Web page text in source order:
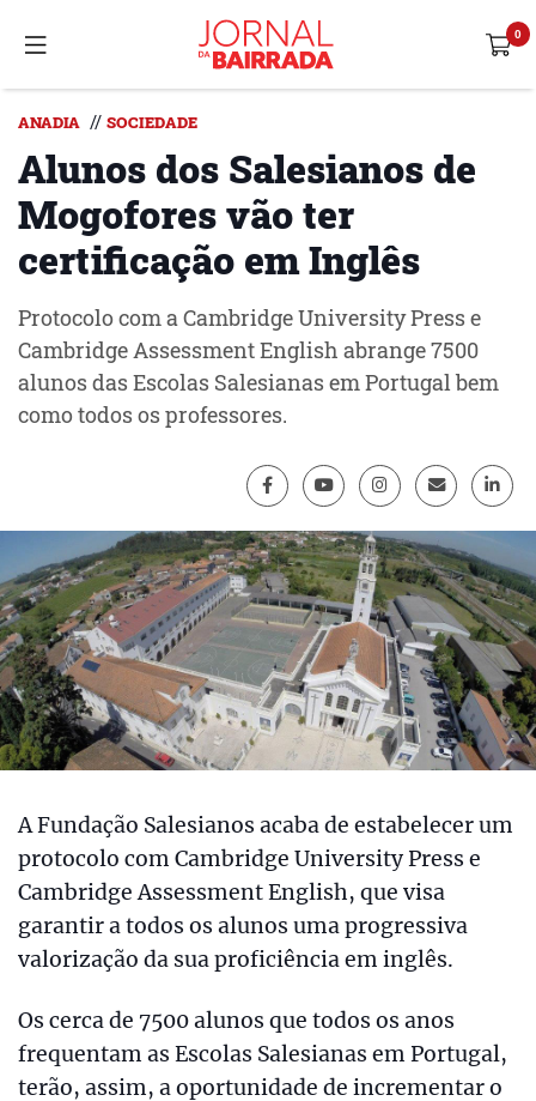
ANADIA // SOCIEDADE
Alunos dos Salesianos de
Mogofores vão ter
certificação em Inglês
Protocolo com a Cambridge University Press e
Cambridge Assessment English abrange 7500
alunos das Escolas Salesianas em Portugal bem
como todos os professores.
A Fundação Salesianos acaba de estabelecer um
protocolo com Cambridge University Press e
Cambridge Assessment English, que visa
garantir a todos os alunos uma progressiva
valorização da sua proficiência em inglês.
Os cerca de 7500 alunos que todos os anos
frequentam as Escolas Salesianas em Portugal,
terão, assim, a oportunidade de incrementar o